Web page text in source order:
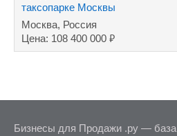
таксопарке Москвы
Москва, Россия
Цена: 108 400 000 ₽
Бизнесы для Продажи .ру — база